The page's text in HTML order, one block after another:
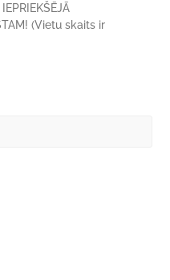
(Vietu skaits ir